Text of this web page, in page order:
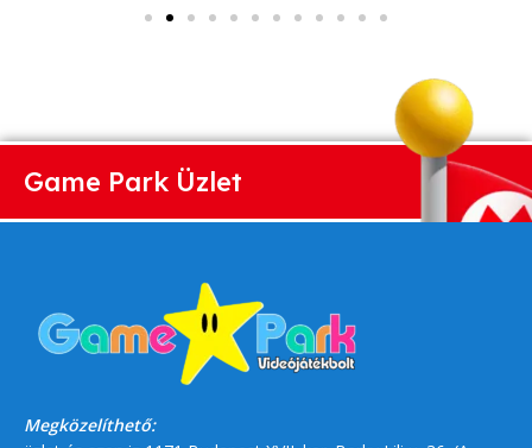
Game Park Üzlet
Megközelíthető: